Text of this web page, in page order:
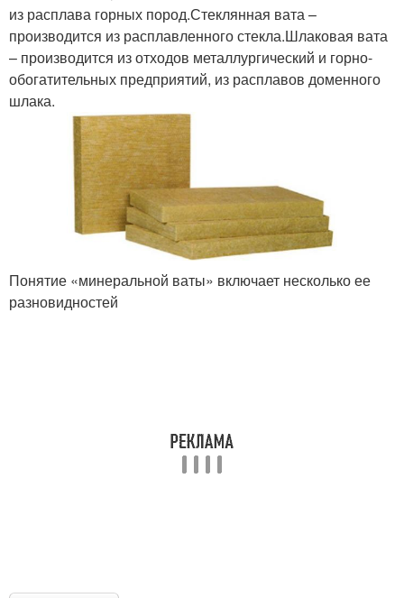
из расплава горных пород.Стеклянная вата –
производится из расплавленного стекла.Шлаковая вата
– производится из отходов металлургический и горно-
обогатительных предприятий, из расплавов доменного
шлака.
Понятие «минеральной ваты» включает несколько ее
разновидностей